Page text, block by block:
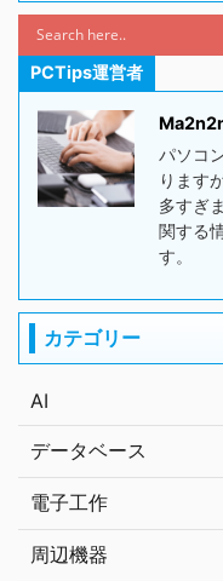
PCTips運営者
パソコ
ります
多すぎ
関する
す。
カテゴリー
AI
データベース
電子工作
周辺機器